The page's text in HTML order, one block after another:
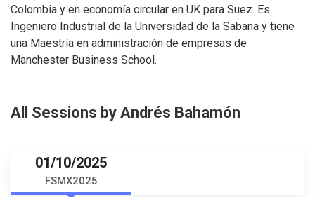
Colombia y en economía circular en UK para Suez. Es
Ingeniero Industrial de la Universidad de la Sabana y tiene
una Maestría en administración de empresas de
Manchester Business School.
All Sessions by Andrés Bahamón
01/10/2025
FSMX2025